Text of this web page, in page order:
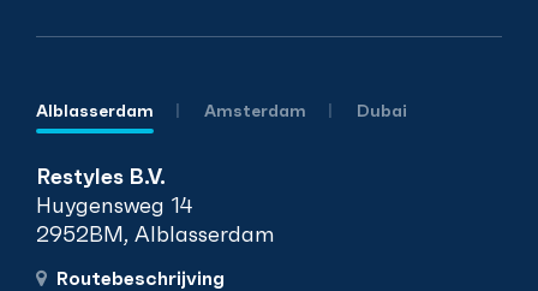
Alblasserdam Amsterdam Dubai
Restyles B.V.
Huygensweg 14
2952BM, Alblasserdam
Routebeschrijving